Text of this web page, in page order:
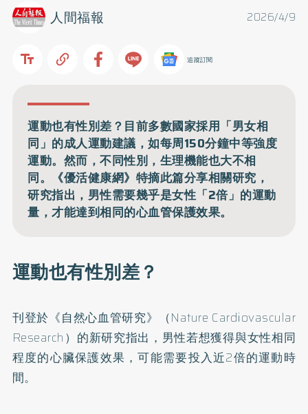
2026/4/9
人間福報
追蹤訂閱
運動也有性別差？目前多數國家採用「男女相
同」的成人運動建議，如每周150分鐘中等強度
運動。然而，不同性別，生理機能也大不相
同。《優活健康網》特摘此篇分享相關研究，
研究指出，男性需要幾乎是女性「2倍」的運動
量，才能達到相同的心血管保護效果。
運動也有性別差？
刊登於《自然心血管研究》（Nature Cardiovascular
Research）的新研究指出，男性若想獲得與女性相同
程度的心臟保護效果，可能需要投入近2倍的運動時
間。